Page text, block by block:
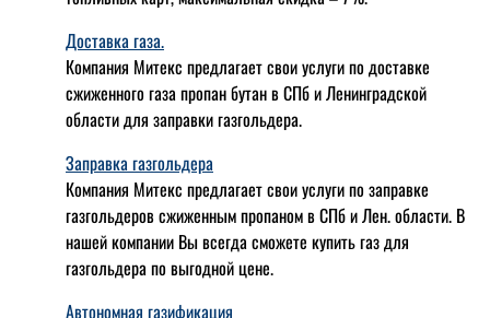
Доставка газа.
Компания Митекс предлагает свои услуги по доставке
сжиженного газа пропан бутан в СПб и Ленинградской
области для заправки газгольдера.
Заправка газгольдера
Компания Митекс предлагает свои услуги по заправке
газгольдеров сжиженным пропаном в СПб и Лен. области. В
нашей компании Вы всегда сможете купить газ для
газгольдера по выгодной цене.
Автономная газификация